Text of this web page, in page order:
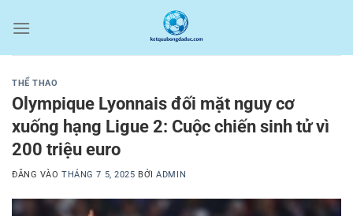
qua
THỂ THAO
Olympique Lyonnais đối mặt nguy cơ
xuống hạng Ligue 2: Cuộc chiến sinh tử vì
200 triệu euro
ĐĂNG VÀOTHÁNG 7 5, 2025 BỞIADMIN